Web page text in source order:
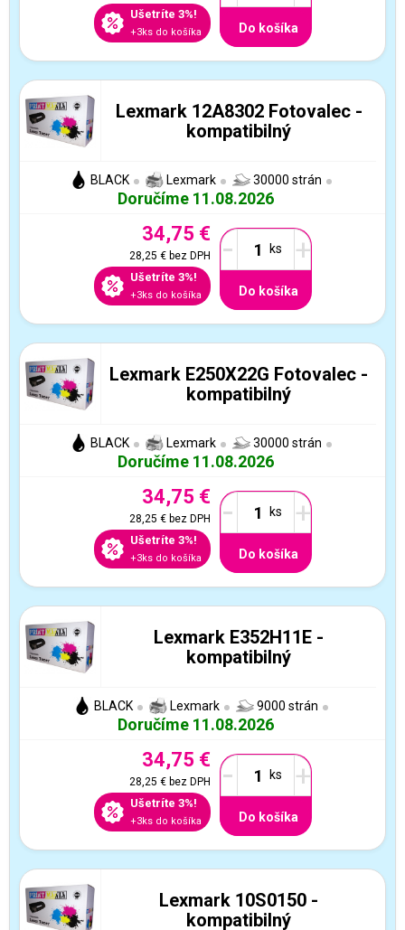
Ušetríte 3%!
+3ks do košíka Do košíka
Lexmark 12A8302 Fotovalec -
kompatibilný
BLACK Lexmark 30000 strán
Doručíme 11.08.2026
34,75 €
28,25 €bez DPH
Ušetríte 3%!
+3ks do košíka
- +
Do košíka
Lexmark E250X22G Fotovalec -
kompatibilný
BLACK Lexmark 30000 strán
Doručíme 11.08.2026
34,75 €
28,25 €bez DPH
Ušetríte 3%!
+3ks do košíka
- +
Do košíka
Lexmark E352H11E -
kompatibilný
BLACK Lexmark 9000 strán
Doručíme 11.08.2026
34,75 €
28,25 €bez DPH
Ušetríte 3%!
+3ks do košíka
- +
Do košíka
Lexmark 10S0150 -
kompatibilný